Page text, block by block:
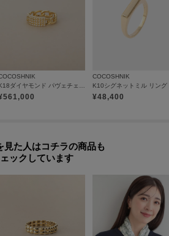
K18ダイヤモンド パヴェチェーンモチーフ リング
561,000
COCOSHNIK
K10シグネットミル リング
¥48,400
見た人はコチラの商品も
ックしています